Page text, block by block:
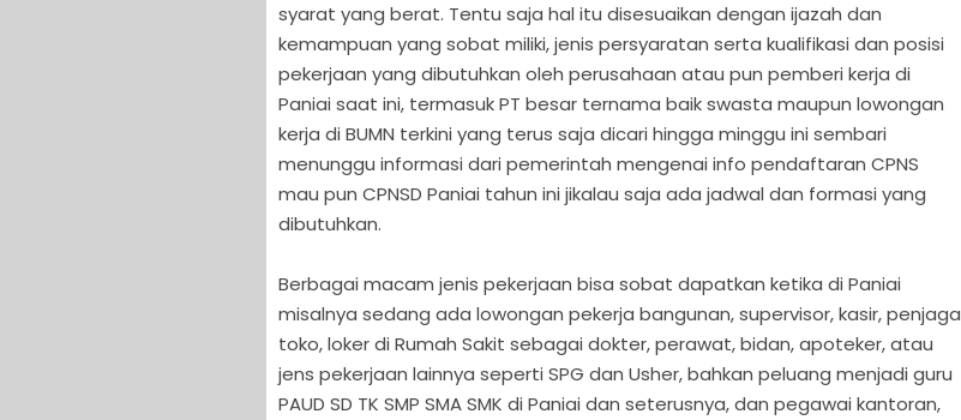
syarat yang berat. Tentu saja hal itu disesuaikan dengan ijazah dan
kemampuan yang sobat miliki, jenis persyaratan serta kualifikasi dan posisi
pekerjaan yang dibutuhkan oleh perusahaan atau pun pemberi kerja di
Paniai saat ini, termasuk PT besar ternama baik swasta maupun lowongan
kerja di BUMN terkini yang terus saja dicari hingga minggu ini sembari
menunggu informasi dari pemerintah mengenai info pendaftaran CPNS
mau pun CPNSD Paniai tahun ini jikalau saja ada jadwal dan formasi yang
dibutuhkan.
Berbagai macam jenis pekerjaan bisa sobat dapatkan ketika di Paniai
misalnya sedang ada lowongan pekerja bangunan, supervisor, kasir, penjaga
toko, loker di Rumah Sakit sebagai dokter, perawat, bidan, apoteker, atau
jens pekerjaan lainnya seperti SPG dan Usher, bahkan peluang menjadi guru
PAUD SD TK SMP SMA SMK di Paniai dan seterusnya, dan pegawai kantoran,